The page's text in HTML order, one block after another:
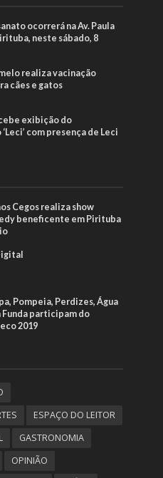
ocorrerá na Av. Paula
neste sábado, 8
realiza vacinação
cães e gatos
exibição do
com presença de Leci
Cegos realiza show
beneficente em Pirituba
Pompeia, Perdizes, Água
Funda participam do
2019
ESPAÇO DO LEITOR
GASTRONOMIA
OPINIÃO